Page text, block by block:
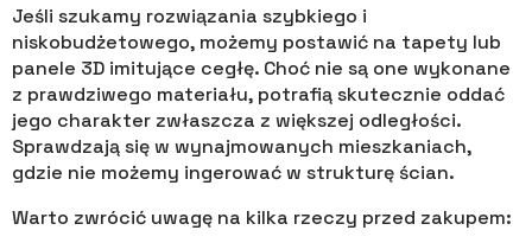
Jeśli szukamy rozwiązania szybkiego i
niskobudżetowego, możemy postawić na tapety lub
panele 3D imitujące cegłę. Choć nie są one wykonane
z prawdziwego materiału, potrafią skutecznie oddać
jego charakter zwłaszcza z większej odległości.
Sprawdzają się w wynajmowanych mieszkaniach,
gdzie nie możemy ingerować w strukturę ścian.
Warto zwrócić uwagę na kilka rzeczy przed zakupem: